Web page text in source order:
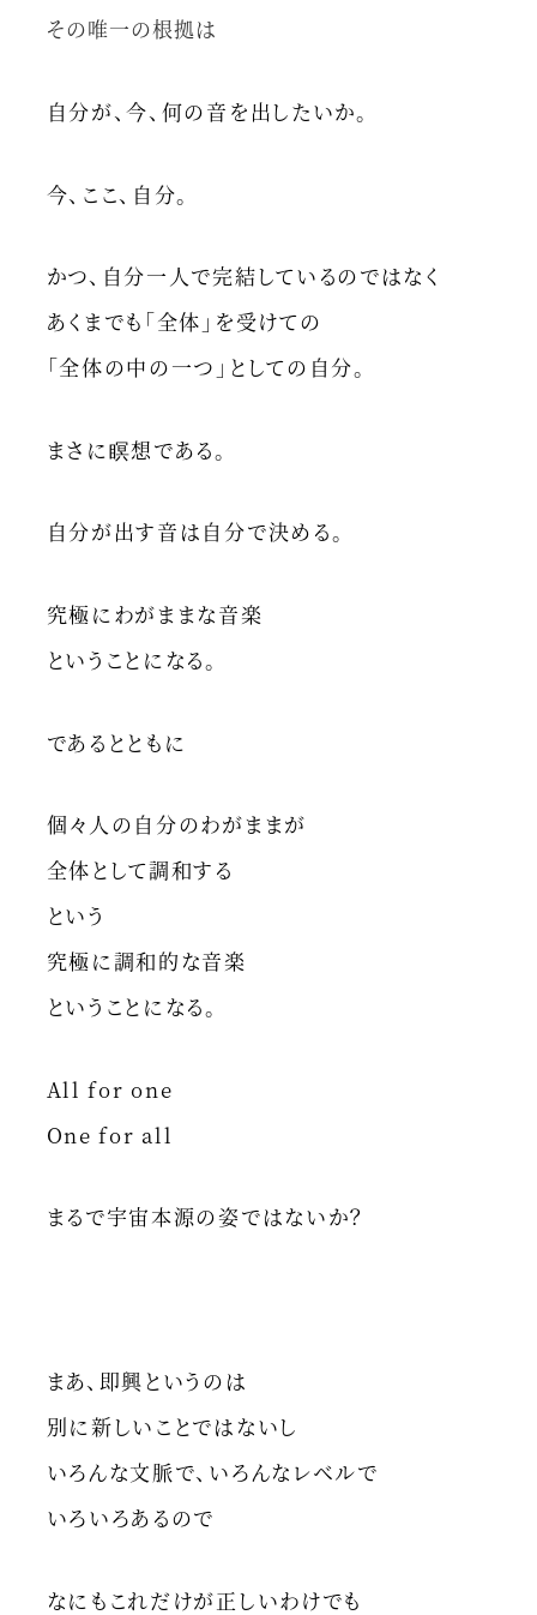
その唯一の根拠は
自分が、今、何の音を出したいか。
今、ここ、自分。
かつ、自分一人で完結しているのではなく
あくまでも「全体」を受けての
「全体の中の一つ」としての自分。
まさに瞑想である。
自分が出す音は自分で決める。
究極にわがままな音楽
ということになる。
であるとともに
個々人の自分のわがままが
全体として調和する
という
究極に調和的な音楽
ということになる。
All for one
One for all
まるで宇宙本源の姿ではないか？
まあ、即興というのは
別に新しいことではないし
いろんな文脈で、いろんなレベルで
いろいろあるので
なにもこれだけが正しいわけでも